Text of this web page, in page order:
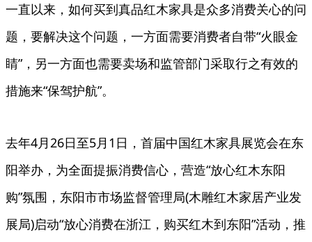
一直以来，如何买到真品红木家具是众多消费关心的问
题，要解决这个问题，一方面需要消费者自带“火眼金
睛”，另一方面也需要卖场和监管部门采取行之有效的
措施来“保驾护航”。
去年4月26日至5月1日，首届中国红木家具展览会在东
阳举办，为全面提振消费信心，营造“放心红木东阳
购”氛围，东阳市市场监督管理局(木雕红木家居产业发
展局)启动“放心消费在浙江，购买红木到东阳”活动，推